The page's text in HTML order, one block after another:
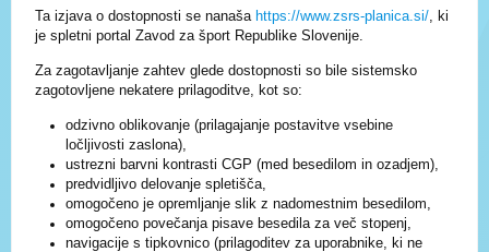
Ta izjava o dostopnosti se nanaša https://www.zsrs-planica.si/, ki
je spletni portal Zavod za šport Republike Slovenije.
Za zagotavljanje zahtev glede dostopnosti so bile sistemsko
zagotovljene nekatere prilagoditve, kot so:
odzivno oblikovanje (prilagajanje postavitve vsebine
ločljivosti zaslona),
ustrezni barvni kontrasti CGP (med besedilom in ozadjem),
predvidljivo delovanje spletišča,
omogočeno je opremljanje slik z nadomestnim besedilom,
omogočeno povečanja pisave besedila za več stopenj,
navigacije s tipkovnico (prilagoditev za uporabnike, ki ne